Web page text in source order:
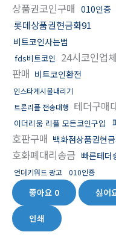
상품권코인구매 010인증
롯데상품권현금화91
비트코인사는법
fds비트코인 24시코인업체
판매 비트코인환전
인스타게시물내리기
트론리플 전송대행 테더구매
이더리움 리플 모든코인구입
호판구매 백화점상품권현
호화폐대리송금 빠른테더
언더키워드 광고 010인증
좋아요 0 싫어
인쇄